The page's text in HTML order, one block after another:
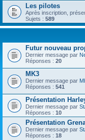
Les pilotes
Après inscription,
Sujets : 589
Futur nouveau
Dernier message par
Réponses : 20
MK3
Dernier message par
Réponses : 541
Présentation
Dernier message par
Réponses : 10
Présentation
Dernier message par
Réponses : 18